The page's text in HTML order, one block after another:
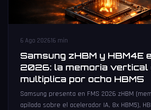
6 Ago 202616 min
Samsung zHBM y HBM4E
2026: la memoria vertical
multiplica por ocho HBM5
Samsung presenta en FMS 2026 zHBM
apilada sobre el acelerador IA, 8x HBM5),